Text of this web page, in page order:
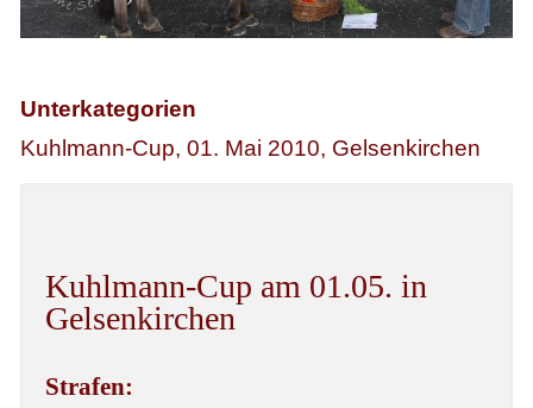
Unterkategorien
Kuhlmann-Cup, 01. Mai 2010, Gelsenkirchen
Kuhlmann-Cup am 01.05. in
Gelsenkirchen
Strafen: